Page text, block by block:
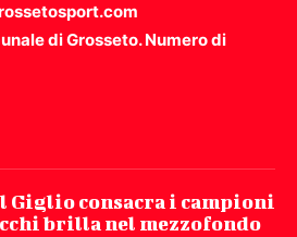
di Grosseto. Numero di
Giglio consacra i campioni
brilla nel mezzofondo